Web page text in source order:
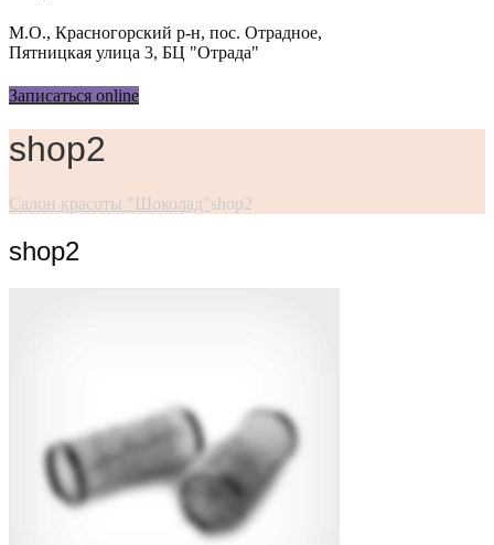
М.О., Красногорский р-н, пос. Отрадное,
Пятницкая улица 3, БЦ "Отрада"
Записаться online
shop2
Салон красоты "Шоколад"shop2
shop2